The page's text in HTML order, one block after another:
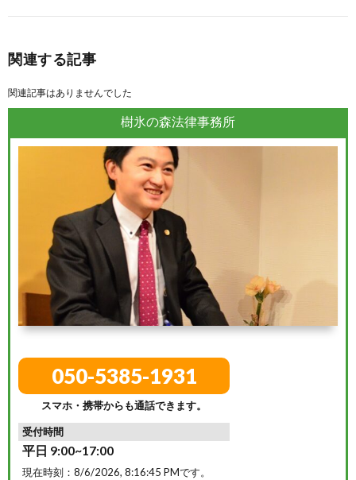
関連する記事
関連記事はありませんでした
樹氷の森法律事務所
050-5385-1931
スマホ・携帯からも通話できます。
受付時間
平日 9:00~17:00
現在時刻： 8/6/2026, 8:16:46 PMです。